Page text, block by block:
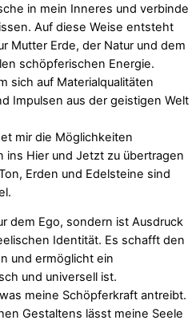
in mein Inneres und verbinde
Auf diese Weise entsteht
Mutter Erde, der Natur und dem
schöpferischen Energie.
sich auf Materialqualitäten
Impulsen aus der geistigen Welt
mir die Möglichkeiten
ins Hier und Jetzt zu übertragen
Erden und Edelsteine sind
dem Ego, sondern ist Ausdruck
Identität. Es schafft den
und ermöglicht ein
und universell ist.
meine Schöpferkraft antreibt.
Gestaltens lässt meine Seele